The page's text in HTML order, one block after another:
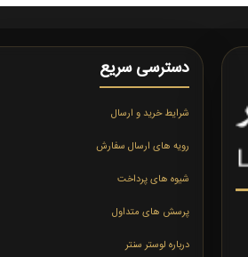
دسترسی سریع
شرایط خرید و ارسال
رویه های ارسال سفارش
شیوه های پرداخت
پرسش های متداول
درباره لوستر سنتر